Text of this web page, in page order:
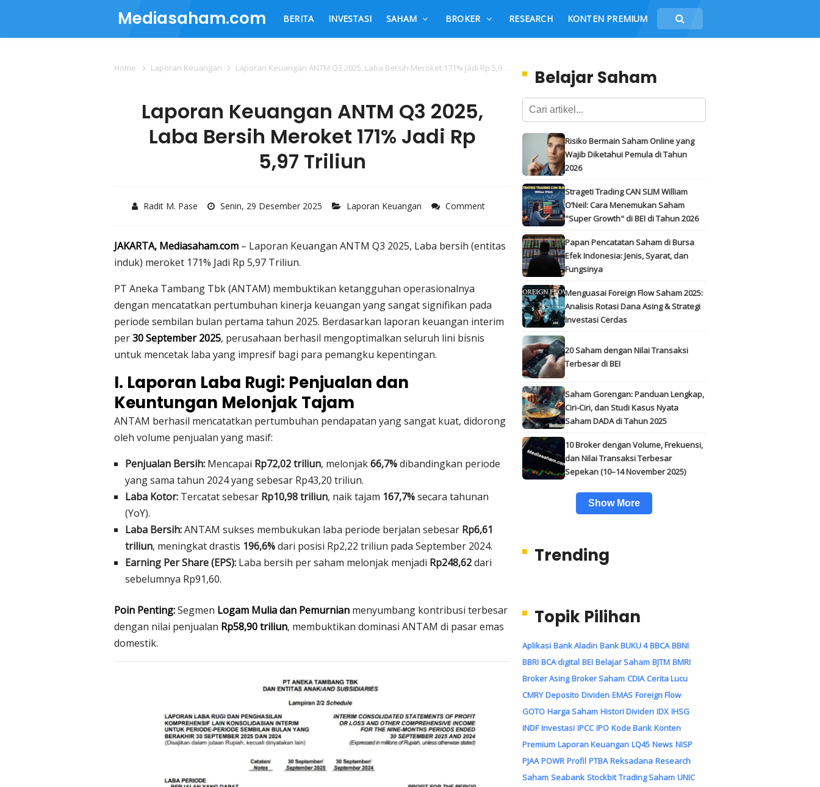
Mediasaham.com BERITA INVESTASI SAHAM BROKER RESEARCH KONTEN PREMIUM
Home Laporan Keuangan Laporan Keuangan ANTM Q3 2025, Laba Bersih Meroket 171% Jadi Rp 5,97 Triliun
Laporan Keuangan ANTM Q3 2025,
Laba Bersih Meroket 171% Jadi Rp
5,97 Triliun
Radit M. Pase Senin, 29 Desember 2025 Laporan Keuangan Comment
JAKARTA, Mediasaham.com – Laporan Keuangan ANTM Q3 2025, Laba bersih (entitas
induk) meroket 171% Jadi Rp 5,97 Triliun.
PT Aneka Tambang Tbk (ANTAM) membuktikan ketangguhan operasionalnya
dengan mencatatkan pertumbuhan kinerja keuangan yang sangat signifikan pada
periode sembilan bulan pertama tahun 2025. Berdasarkan laporan keuangan interim
per30 September 2025, perusahaan berhasil mengoptimalkan seluruh lini bisnis
untuk mencetak laba yang impresif bagi para pemangku kepentingan.
I. Laporan Laba Rugi: Penjualan dan
Keuntungan Melonjak Tajam
ANTAM berhasil mencatatkan pertumbuhan pendapatan yang sangat kuat, didorong
oleh volume penjualan yang masif:
Penjualan Bersih: Mencapai Rp72,02 triliun, melonjak66,7%dibandingkan periode
yang sama tahun 2024 yang sebesar Rp43,20 triliun.
Laba Kotor: Tercatat sebesar Rp10,98 triliun, naik tajam 167,7%secara tahunan
(YoY).
Laba Bersih:ANTAM sukses membukukan laba periode berjalan sebesar Rp6,61
triliun, meningkat drastis 196,6%dari posisi Rp2,22 triliun pada September 2024.
Earning Per Share (EPS): Laba bersih per saham melonjak menjadi Rp248,62dari
sebelumnya Rp91,60.
Poin Penting:Segmen Logam Mulia dan Pemurnian menyumbang kontribusi terbesar
dengan nilai penjualan Rp58,90 triliun, membuktikan dominasi ANTAM di pasar emas
domestik.
Belajar Saham
Risiko Bermain Saham Online yang
Wajib Diketahui Pemula di Tahun
2026
Strageti Trading CAN SLIM William
O’Neil: Cara Menemukan Saham
"Super Growth" di BEI di Tahun 2026
Papan Pencatatan Saham di Bursa
Efek Indonesia: Jenis, Syarat, dan
Fungsinya
Menguasai Foreign Flow Saham 2025:
Analisis Rotasi Dana Asing & Strategi
Investasi Cerdas
20 Saham dengan Nilai Transaksi
Terbesar di BEI
Saham Gorengan: Panduan Lengkap,
Ciri-Ciri, dan Studi Kasus Nyata
Saham DADA di Tahun 2025
10 Broker dengan Volume, Frekuensi,
dan Nilai Transaksi Terbesar
Sepekan (10–14 November 2025)
Show More
Trending
Topik Pilihan
Aplikasi Bank Aladin Bank BUKU 4 BBCA BBNI
BBRI BCA digital BEI Belajar Saham BJTM BMRI
Broker Asing Broker Saham CDIA Cerita Lucu
CMRY Deposito Dividen EMAS Foreign Flow
GOTO Harga Saham Histori Dividen IDX IHSG
INDF Investasi IPCC IPO Kode Bank Konten
Premium Laporan Keuangan LQ45 News NISP
PJAA POWR Profil PTBA Reksadana Research
Saham Seabank Stockbit Trading Saham UNIC